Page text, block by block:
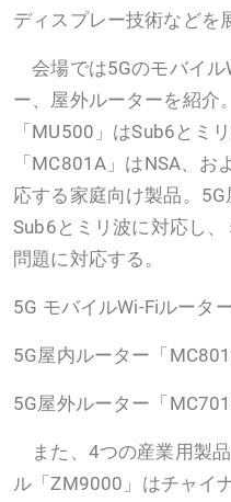
ディスプレー技術などを
会場では5Gのモバイル
ー、屋外ルーターを紹介
「MU500」はSub6とミ
「MC801A」はNSA、
応する家庭向け製品。
Sub6とミリ波に対応し
問題に対応する。
5G モバイルWi-Fiルータ
5G屋内ルーター「
5G屋外ルーター「
また、4つの産業用製
ル「ZM9000」はチャイ